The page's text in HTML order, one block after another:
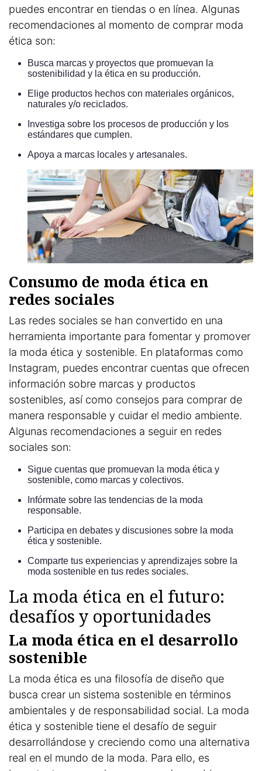
puedes encontrar en tiendas o en línea. Algunas
recomendaciones al momento de comprar moda
ética son:
Busca marcas y proyectos que promuevan la
sostenibilidad y la ética en su producción.
Elige productos hechos con materiales orgánicos,
naturales y/o reciclados.
Investiga sobre los procesos de producción y los
estándares que cumplen.
Apoya a marcas locales y artesanales.
Consumo de moda ética en
redes sociales
Las redes sociales se han convertido en una
herramienta importante para fomentar y promover
la moda ética y sostenible. En plataformas como
Instagram, puedes encontrar cuentas que ofrecen
información sobre marcas y productos
sostenibles, así como consejos para comprar de
manera responsable y cuidar el medio ambiente.
Algunas recomendaciones a seguir en redes
sociales son:
Sigue cuentas que promuevan la moda ética y
sostenible, como marcas y colectivos.
Infórmate sobre las tendencias de la moda
responsable.
Participa en debates y discusiones sobre la moda
ética y sostenible.
Comparte tus experiencias y aprendizajes sobre la
moda sostenible en tus redes sociales.
La moda ética en el futuro:
desafíos y oportunidades
La moda ética en el desarrollo
sostenible
La moda ética es una filosofía de diseño que
busca crear un sistema sostenible en términos
ambientales y de responsabilidad social. La moda
ética y sostenible tiene el desafío de seguir
desarrollándose y creciendo como una alternativa
real en el mundo de la moda. Para ello, es